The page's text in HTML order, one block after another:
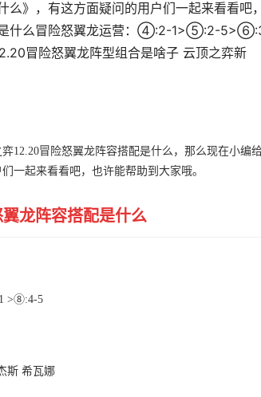
么》，有这方面疑问的用户们一起来看看吧
是什么冒险怒翼龙运营：④:2-1>⑤:2-
冒险怒翼龙阵型组合是啥子 云顶之弈新
12.20冒险怒翼龙阵容搭配是什么，那么现在小编
一起来看看吧，也许能帮助到大家哦。
翼龙阵容搭配是什么
>⑧:4-5
斯 希瓦娜